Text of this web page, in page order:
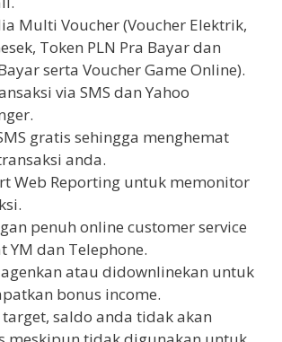
Multi Voucher (Voucher Elektrik,
Token PLN Pra Bayar dan
serta Voucher Game Online).
via SMS dan Yahoo
gratis sehingga menghemat
anda.
Web Reporting untuk memonitor
penuh online customer service
YM dan Telephone.
atau didownlinekan untuk
bonus income.
saldo anda tidak akan